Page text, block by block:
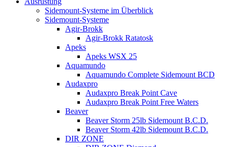
Sidemount-Systeme im Überblick
Sidemount-Systeme
Agir-Brokk
Agir-Brokk Ratatosk
Apeks
Apeks WSX 25
Aquamundo
Aquamundo Complete Sidemount BCD
Audaxpro
Audaxpro Break Point Cave
Audaxpro Break Point Free Waters
Beaver
Beaver Storm 25lb Sidemount B.C.D.
Beaver Storm 42lb Sidemount B.C.D.
DIR ZONE